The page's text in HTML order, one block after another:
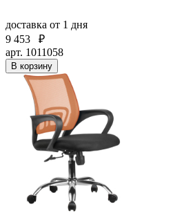
доставка от 1 дня
9 453
₽
арт. 1011058
В корзину